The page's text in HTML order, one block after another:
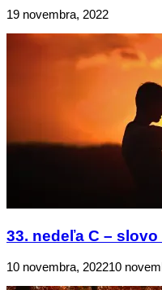
19 novembra, 2022
33. nedeľa C –
10 novembra, 202210